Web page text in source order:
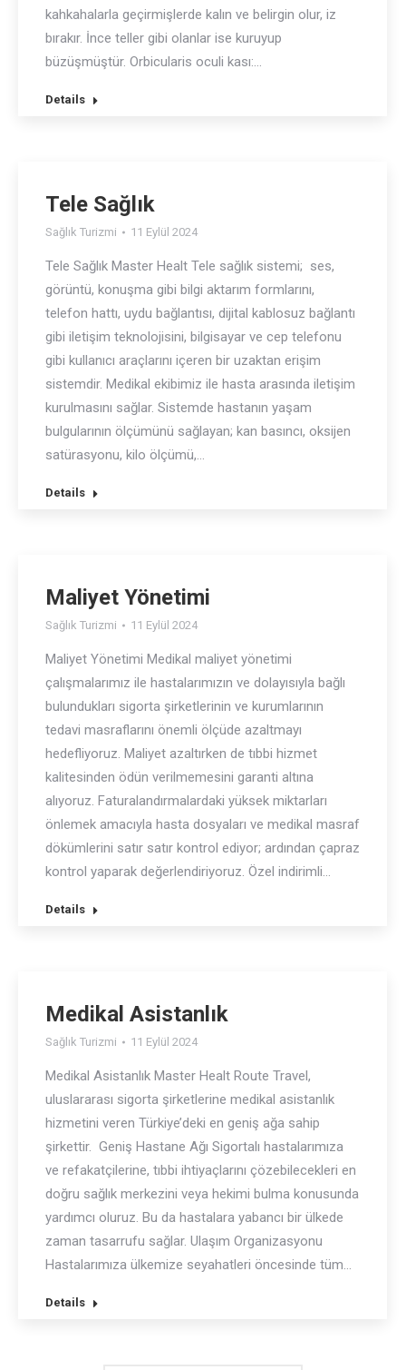
kahkahalarla geçirmişlerde kalın ve belirgin olur, iz
bırakır. İnce teller gibi olanlar ise kuruyup
büzüşmüştür. Orbicularis oculi kası:…
Details
Tele Sağlık
Sağlık Turizmi 11 Eylül 2024
Tele Sağlık Master Healt Tele sağlık sistemi; ses,
görüntü, konuşma gibi bilgi aktarım formlarını,
telefon hattı, uydu bağlantısı, dijital kablosuz bağlantı
gibi iletişim teknolojisini, bilgisayar ve cep telefonu
gibi kullanıcı araçlarını içeren bir uzaktan erişim
sistemdir. Medikal ekibimiz ile hasta arasında iletişim
kurulmasını sağlar. Sistemde hastanın yaşam
bulgularının ölçümünü sağlayan; kan basıncı, oksijen
satürasyonu, kilo ölçümü,…
Details
Maliyet Yönetimi
Sağlık Turizmi 11 Eylül 2024
Maliyet Yönetimi Medikal maliyet yönetimi
çalışmalarımız ile hastalarımızın ve dolayısıyla bağlı
bulundukları sigorta şirketlerinin ve kurumlarının
tedavi masraflarını önemli ölçüde azaltmayı
hedefliyoruz. Maliyet azaltırken de tıbbi hizmet
kalitesinden ödün verilmemesini garanti altına
alıyoruz. Faturalandırmalardaki yüksek miktarları
önlemek amacıyla hasta dosyaları ve medikal masraf
dökümlerini satır satır kontrol ediyor; ardından çapraz
kontrol yaparak değerlendiriyoruz. Özel indirimli…
Details
Medikal Asistanlık
Sağlık Turizmi 11 Eylül 2024
Medikal Asistanlık Master Healt Route Travel,
uluslararası sigorta şirketlerine medikal asistanlık
hizmetini veren Türkiye’deki en geniş ağa sahip
şirkettir. Geniş Hastane Ağı Sigortalı hastalarımıza
ve refakatçilerine, tıbbi ihtiyaçlarını çözebilecekleri en
doğru sağlık merkezini veya hekimi bulma konusunda
yardımcı oluruz. Bu da hastalara yabancı bir ülkede
zaman tasarrufu sağlar. Ulaşım Organizasyonu
Hastalarımıza ülkemize seyahatleri öncesinde tüm…
Details